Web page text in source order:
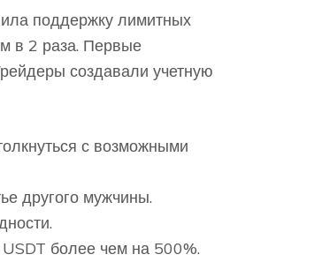
поддержку лимитных
в 2 раза. Первые
создавали учетную
с возможными
другого мужчины.
более чем на 500%.